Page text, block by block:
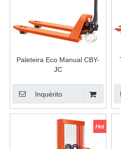
Paleteira Eco Manual CBY-
JC
Inquérito